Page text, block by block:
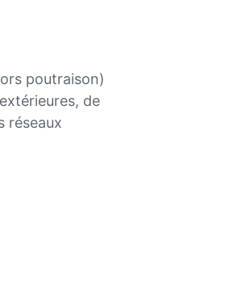
poutraison)
de
réseaux